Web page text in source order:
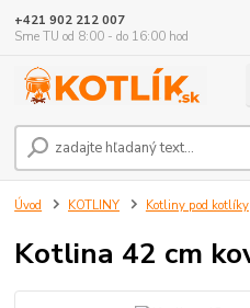
+421 902 212 007
Sme TU od 8:00 - do 16:00 hod
Úvod KOTLINY Kotliny pod kotlíky
Kotlina 42 cm